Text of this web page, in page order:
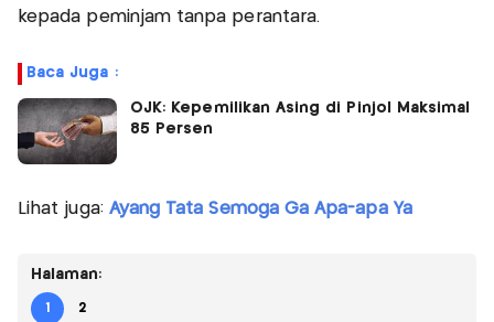
kepada peminjam tanpa perantara.
Baca Juga :
OJK: Kepemilikan Asing di Pinjol Maksimal
85 Persen
Lihat juga: Ayang Tata Semoga Ga Apa-apa Ya
Halaman:
1 2